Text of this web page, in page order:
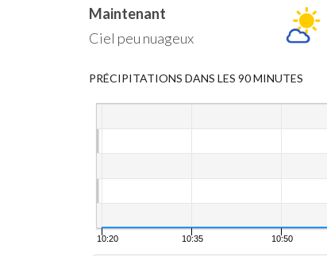
Maintenant
Ciel peu nuageux
PRÉCIPITATIONS DANS LES 90 MINUTES
10:20 10:35 10:50